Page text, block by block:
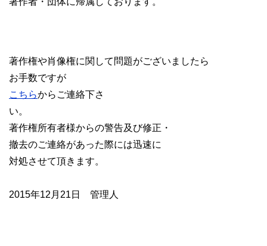
著作権や肖像権に関して問題がございましたら
お手数ですが
こちらからご連絡下さ
い。
著作権所有者様からの警告及び修正・
撤去のご連絡があった際には迅速に
対処させて頂きます。
2015年12月21日 管理人